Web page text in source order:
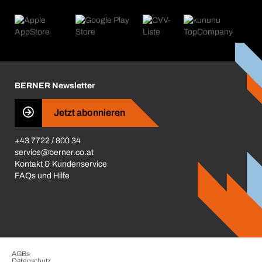
Produktfinder
Kataloge & Broschüren
Was uns antreibt
Presse
Business Conduct
BERNER Newsletter
Jetzt abonnieren
+43 7722 / 800 34
service@berner.co.at
Kontakt & Kundenservice
FAQs und Hilfe
AGBs